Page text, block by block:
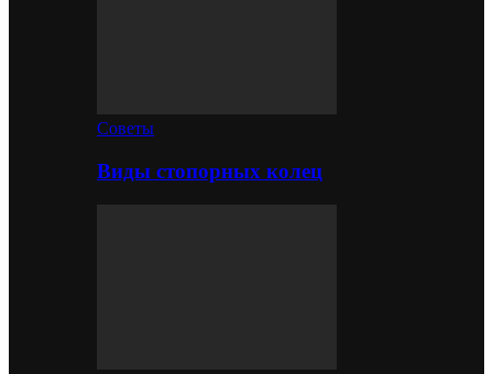
Советы
Виды стопорных колец